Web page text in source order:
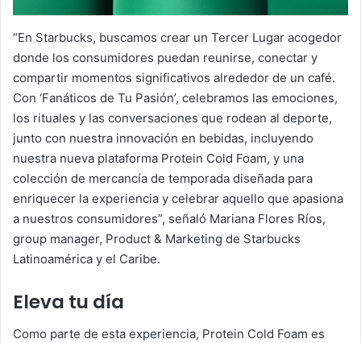
“En Starbucks, buscamos crear un Tercer Lugar acogedor
donde los consumidores puedan reunirse, conectar y
compartir momentos significativos alrededor de un café.
Con ‘Fanáticos de Tu Pasión’, celebramos las emociones,
los rituales y las conversaciones que rodean al deporte,
junto con nuestra innovación en bebidas, incluyendo
nuestra nueva plataforma Protein Cold Foam, y una
colección de mercancía de temporada diseñada para
enriquecer la experiencia y celebrar aquello que apasiona
a nuestros consumidores”, señaló Mariana Flores Ríos,
group manager, Product & Marketing de Starbucks
Latinoamérica y el Caribe.
Eleva tu día
Como parte de esta experiencia, Protein Cold Foam es